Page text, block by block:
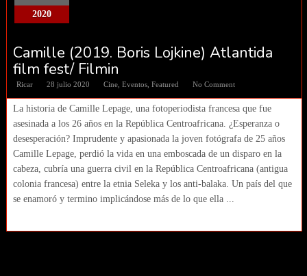
2020
Camille (2019. Boris Lojkine) Atlantida
film fest/ Filmin
Ricar 28 julio 2020 Cine, Eventos, Featured No Comment
La historia de Camille Lepage, una fotoperiodista francesa que fue
asesinada a los 26 años en la República Centroafricana. ¿Esperanza o
desesperación? Imprudente y apasionada la joven fotógrafa de 25 años
Camille Lepage, perdió la vida en una emboscada de un disparo en la
cabeza, cubría una guerra civil en la República Centroafricana (antigua
colonia francesa) entre la etnia Seleka y los anti-balaka. Un país del que
se enamoró y termino implicándose más de lo que ella ...